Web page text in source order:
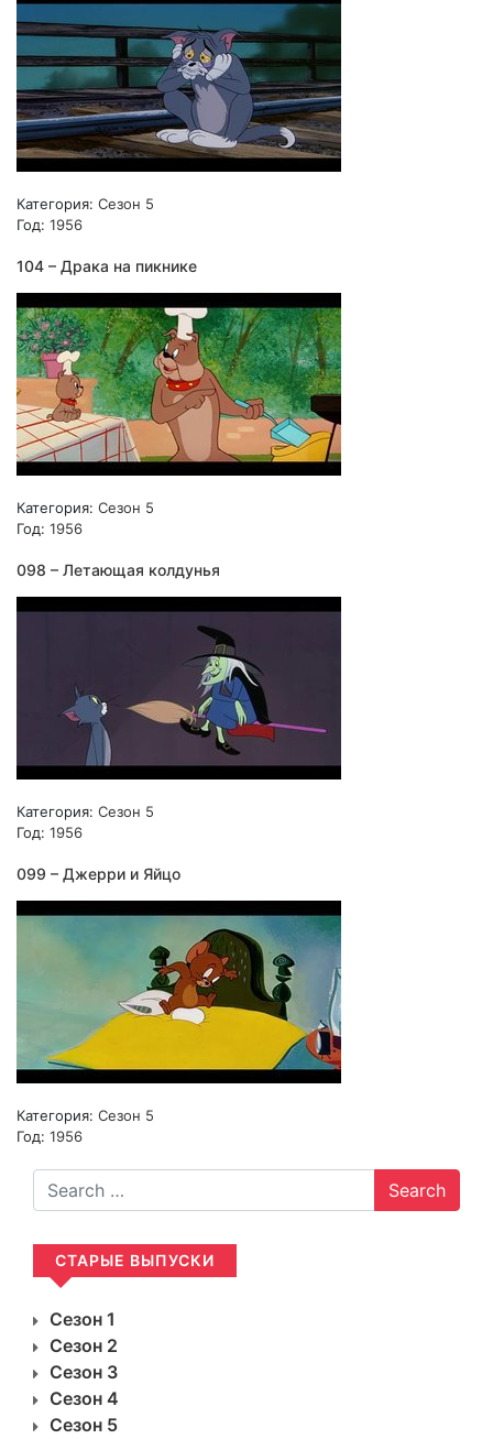
Категория: Сезон 5
Год: 1956
104 – Драка на пикнике
Категория: Сезон 5
Год: 1956
098 – Летающая колдунья
Категория: Сезон 5
Год: 1956
099 – Джерри и Яйцо
Категория: Сезон 5
Год: 1956
Search
СТАРЫЕ ВЫПУСКИ
Сезон 1
Сезон 2
Сезон 3
Сезон 4
Сезон 5